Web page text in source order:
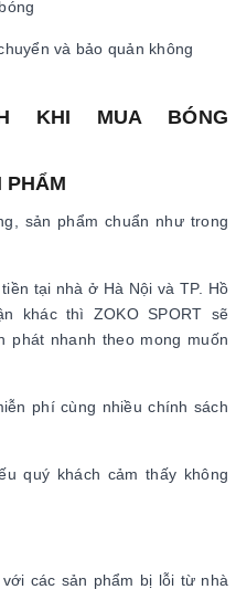
và bảo quản không
KHI MUA BÓNG
PHẨM
sản phẩm chuẩn như trong
tại nhà ở Hà Nội và TP. Hồ
khác thì ZOKO SPORT sẽ
phát nhanh theo mong muốn
phí cùng nhiều chính sách
quý khách cảm thấy không
các sản phẩm bị lỗi từ nhà